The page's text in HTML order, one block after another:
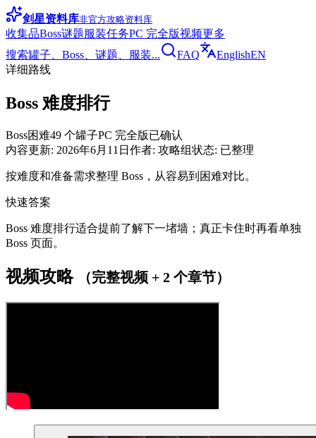
剑星资料库非官方攻略资料库
收集品Boss谜题服装任务PC 完全版视频更多
搜索罐子、Boss、谜题、服装...
FAQ EnglishEN
详细路线
Boss 难度排行
Boss困难49 个罐子PC 完全版已确认
内容更新: 2026年6月11日 作者: 攻略组状态: 已整理
按难度和准备需求整理 Boss，从容易到困难对比。
快速答案
Boss 难度排行适合提前了解下一堵墙；真正卡住时再看单独
Boss 页面。
视频攻略 （完整视频 + 2 个章节）